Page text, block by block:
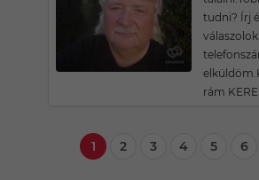
tudni? Írj
rám
1 2 3 4 5 6